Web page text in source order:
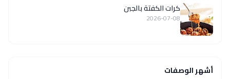
كرات الكفتة بالجبن
2026-07-08
أشهر الوصفات